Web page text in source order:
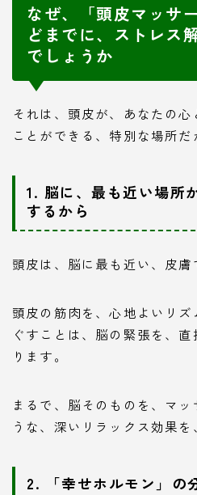
なぜ、「頭皮マッサ
どまでに、ストレス
でしょうか
それは、頭皮が、あなたの
ことができる、特別な場所だ
1. 脳に、最も近い場所
するから
頭皮は、脳に最も近い、皮膚
頭皮の筋肉を、心地よいリ
ぐすことは、脳の緊張を、
ります。
まるで、脳そのものを、マ
うな、深いリラックス効果を
2. 「幸せホルモン」の